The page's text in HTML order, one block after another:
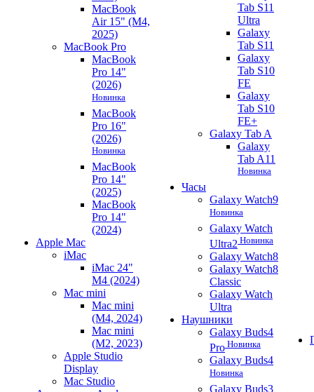
MacBook
Air 15" (M4,
2025)
MacBook Pro
MacBook
Pro 14"
(2026)
Новинка
MacBook
Pro 16"
(2026)
Новинка
MacBook
Pro 14"
(2025)
MacBook
Pro 14"
(2024)
Apple Mac
iMac
iMac 24"
M4 (2024)
Mac mini
Mac mini
(M4, 2024)
Mac mini
(M2, 2023)
Apple Studio
Display
Mac Studio
Tab S11
Ultra
Galaxy
Tab S11
Galaxy
Tab S10
FE
Galaxy
Tab S10
FE+
Galaxy Tab A
Galaxy
Tab A11
Новинка
Часы
Galaxy Watch9
Новинка
Galaxy Watch
Ultra2 Новинка
Galaxy Watch8
Galaxy Watch8
Classic
Galaxy Watch
Ultra
Наушники
Galaxy Buds4
Pro Новинка
Galaxy Buds4
Новинка
Galaxy Buds3